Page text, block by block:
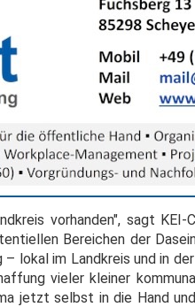
vorhanden", sagt KEI-
Bereichen der
lokal im Landkreis und in
vieler kleiner
jetzt selbst in die Hand